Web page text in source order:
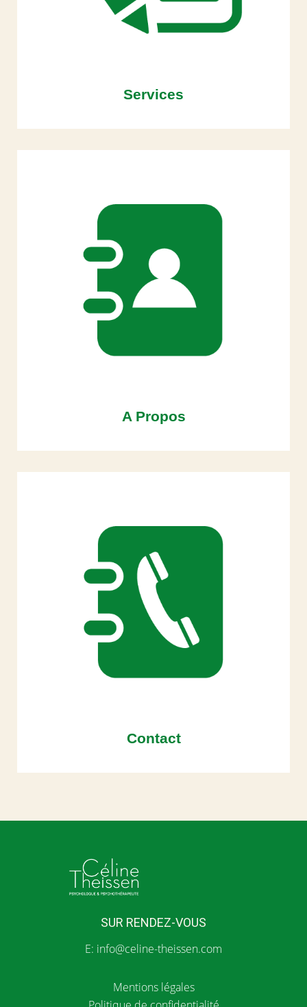
Services
A Propos
Contact
SUR RENDEZ-VOUS
E: info@celine-theissen.com
Mentions légales